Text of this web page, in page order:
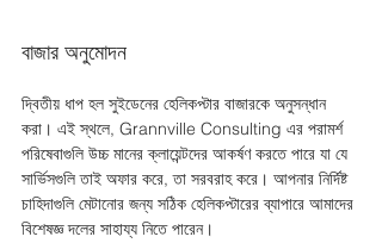
বাজার অনুমোদন
দ্বিতীয় ধাপ হল সুইডেনের হেলিকপ্টার বাজারকে অনুসন্ধান
করা। এই স্থলে, Grannville Consulting এর পরামর্শ
পরিষেবাগুলি উচ্চ মানের ক্লায়েন্টদের আকর্ষণ করতে পারে যা যে
সার্ভিসগুলি তাই অফার করে, তা সরবরাহ করে। আপনার নির্দিষ্ট
চাহিদাগুলি মেটানোর জন্য সঠিক হেলিকপ্টারের ব্যাপারে আমাদের
বিশেষজ্ঞ দলের সাহায্য নিতে পারেন।